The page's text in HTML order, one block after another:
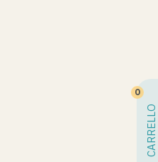
gli odori,
sempre
tradizionali,
nel lungo termine.
prolungato.
CARRELLO
0